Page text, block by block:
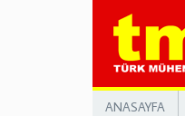
ANASAYFA